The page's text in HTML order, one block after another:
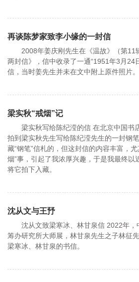
再谈陈梦家致李小缘的一封信
2008年姜庆刚先生在《温故》（第11
两封信》，信中收录了一通“1951年3月24
信，当时姜先生并未在文中附上原件照片。
梁实秋“戒烟”记
梁实秋写给陈纪滢的信 在北京中国书
拍到梁实秋先生写给陈纪滢先生的一封钢
藏“钢笔”信札的，但这封信的内容丰富，
烟”事，引起了我浓厚兴趣，于是我最终以
将它拍下入藏。
沈从文与王㐨
沈从文致梁寒冰、林甘泉信 2022年，
筹办研究所大师展，林甘泉先生之子林征
梁寒冰、林甘泉的书信。